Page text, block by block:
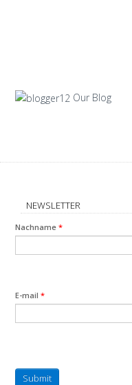
Our Blog
NEWSLETTER
Nachname *
E-mail *
Submit